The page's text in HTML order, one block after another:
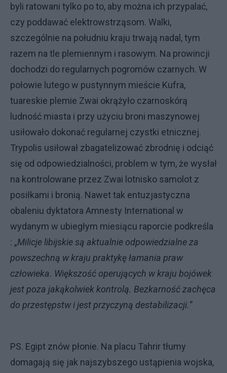
byli ratowani tylko po to, aby można ich przypalać,
czy poddawać elektrowstrząsom. Walki,
szczególnie na południu kraju trwają nadal, tym
razem na tle plemiennym i rasowym. Na prowincji
dochodzi do regularnych pogromów czarnych. W
połowie lutego w pustynnym mieście Kufra,
tuareskie plemie Zwai okrążyło czarnoskórą
ludność miasta i przy użyciu broni maszynowej
usiłowało dokonać regularnej czystki etnicznej.
Trypolis usiłował zbagatelizować zbrodnię i odciąć
się od odpowiedzialności, problem w tym, że wysłał
na kontrolowane przez Zwai lotnisko samolot z
posiłkami i bronią. Nawet tak entuzjastyczna
obaleniu dyktatora Amnesty International w
wydanym w ubiegłym miesiącu raporcie podkreśla
: „Milicje libijskie są aktualnie odpowiedzialne za
powszechną w kraju praktykę łamania praw
człowieka. Większość operujących w kraju bojówek
jest poza jakąkolwiek kontrolą. Bezkarność zachęca
do przestępstw i jest przyczyną destabilizacji.”
PS. Egipt znów płonie. Na placu Tahrir tłumy
domagają się jak najszybszego ustąpienia wojska,